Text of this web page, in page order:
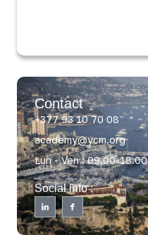
Contact
+377 93 10 70 08
academy@ycm.org
Lun - Ven : 09.00-18.00
Social info :